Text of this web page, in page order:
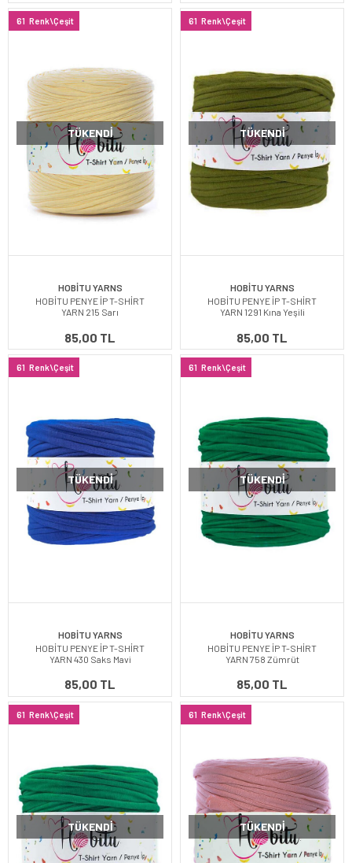
61 Renk\Çeşit
TÜKENDI
HOBİTU YARNS
HOBİTU PENYE İP T-SHİRT
YARN 215 Sarı
85,00 TL
61 Renk\Çeşit
TÜKENDI
HOBİTU YARNS
HOBİTU PENYE İP T-SHİRT
YARN 1291 Kına Yeşili
85,00 TL
61 Renk\Çeşit
TÜKENDI
HOBİTU YARNS
HOBİTU PENYE İP T-SHİRT
YARN 430 Saks Mavi
85,00 TL
61 Renk\Çeşit
TÜKENDI
HOBİTU YARNS
HOBİTU PENYE İP T-SHİRT
YARN 758 Zümrüt
85,00 TL
61 Renk\Çeşit
TÜKENDI
61 Renk\Çeşit
TÜKENDI